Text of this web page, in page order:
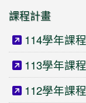
課程計畫
114學年課
113學年課
112學年課